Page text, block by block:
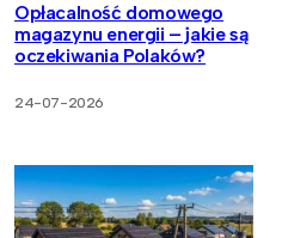
Opłacalność domowego
magazynu energii – jakie są
oczekiwania Polaków?
24-07-2026